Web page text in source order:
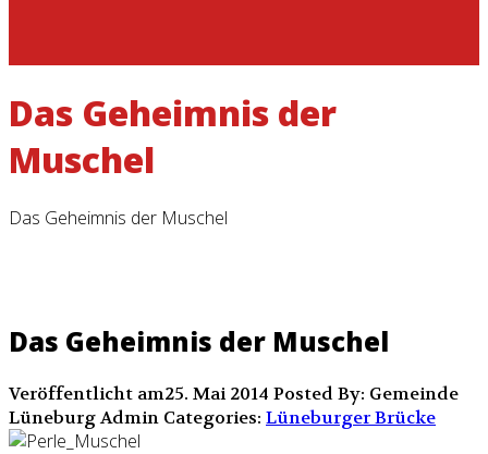
Das Geheimnis der
Muschel
Das Geheimnis der Muschel
Das Geheimnis der Muschel
Veröffentlicht am25. Mai 2014 Posted By: Gemeinde
Lüneburg Admin Categories: Lüneburger Brücke